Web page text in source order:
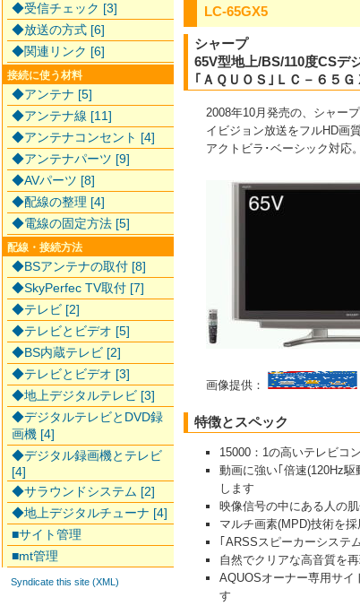
LC-65GX5
シャープ
65V型地上/BS/110度CSデ
｢ＡＱＵＯＳ｣ＬＣ－６５Ｇ
2008年10月発売の、シャー
イビジョン放送をフルHD画
アクトビラ･ベーシック対応
画像提供：
特徴とスペック
15000：1の高いテレビコ
動画に強い｢倍速(120Hz
します
映像信号の中にある人の
マルチ画素(MPD)技術を
｢ARSSスピーカーシステ
自然でクリアな高音質を
AQUOSオーナー専用サイ
す
◆受信チェック [3]
◆放送の方式 [6]
◆関連リンク [6]
接続に使う材料
◆アンテナ [5]
◆アンテナ線 [11]
◆アンテナコンセント [4]
◆アンテナパーツ [9]
◆AVパーツ [8]
◆配線の整理 [4]
◆電線の固定方法 [5]
配線・接続方法
◆BSアンテナの取付 [8]
◆SkyPerfec TV取付 [7]
◆テレビ [2]
◆テレビとビデオ [5]
◆BS内蔵テレビ [2]
◆テレビとビデオ [3]
◆地上デジタルテレビ [3]
◆デジタルテレビとDVD録
画機 [4]
◆デジタル録画機とテレビ
[4]
◆サラウンドシステム [2]
◆地上デジタルチューナ [4]
■サイト管理
■mt管理
Syndicate this site (XML)